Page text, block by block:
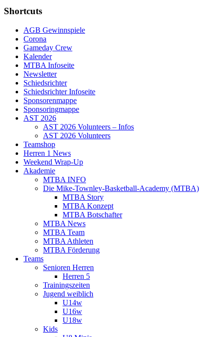
Shortcuts
AGB Gewinnspiele
Corona
Gameday Crew
Kalender
MTBA Infoseite
Newsletter
Schiedsrichter
Schiedsrichter Infoseite
Sponsorenmappe
Sponsoringmappe
AST 2026
AST 2026 Volunteers – Infos
AST 2026 Volunteers
Teamshop
Herren 1 News
Weekend Wrap-Up
Akademie
MTBA INFO
Die Mike-Townley-Basketball-Academy (MTBA)
MTBA Story
MTBA Konzept
MTBA Botschafter
MTBA News
MTBA Team
MTBA Athleten
MTBA Förderung
Teams
Senioren Herren
Herren 5
Trainingszeiten
Jugend weiblich
U14w
U16w
U18w
Kids